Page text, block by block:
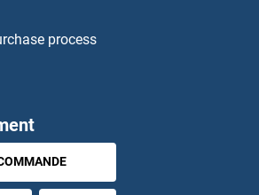
process